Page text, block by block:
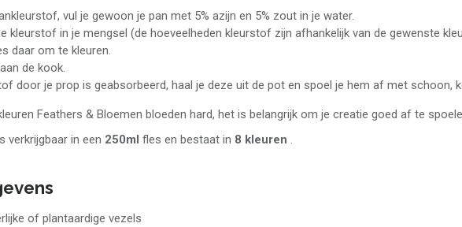
vul je gewoon je pan met 5% azijn en 5% zout in je water.
kleurstof in je mengsel (de hoeveelheden kleurstof zijn afhankelijk van de gewenste
daar om te kleuren.
de kook.
door je prop is geabsorbeerd, haal je deze uit de pot en spoel je hem af met schoon,
Feathers & Bloemen bloeden hard, het is belangrijk om je creatie goed af te
verkrijgbaar in een 250ml fles en bestaat in 8 kleuren .
of plantaardige vezels